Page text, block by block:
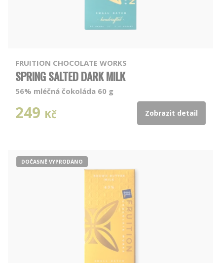
FRUITION CHOCOLATE WORKS
SPRING SALTED DARK MILK
56% mléčná čokoláda 60 g
249 Kč Zobrazit detail
DOČASNĚ VYPRODÁNO